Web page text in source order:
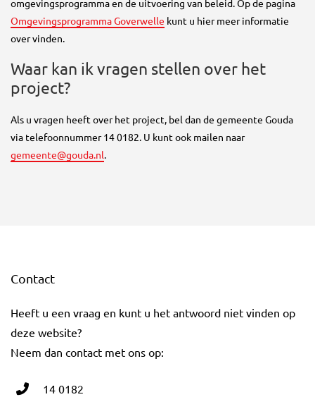
omgevingsprogramma en de uitvoering van beleid. Op de pagina
Omgevingsprogramma Goverwelle kunt u hier meer informatie
over vinden.
Waar kan ik vragen stellen over het
project?
Als u vragen heeft over het project, bel dan de gemeente Gouda
via telefoonnummer 14 0182. U kunt ook mailen naar
gemeente@gouda.nl.
Contact
Heeft u een vraag en kunt u het antwoord niet vinden op
deze website?
Neem dan contact met ons op:
14 0182